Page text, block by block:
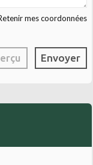
mes coordonnées